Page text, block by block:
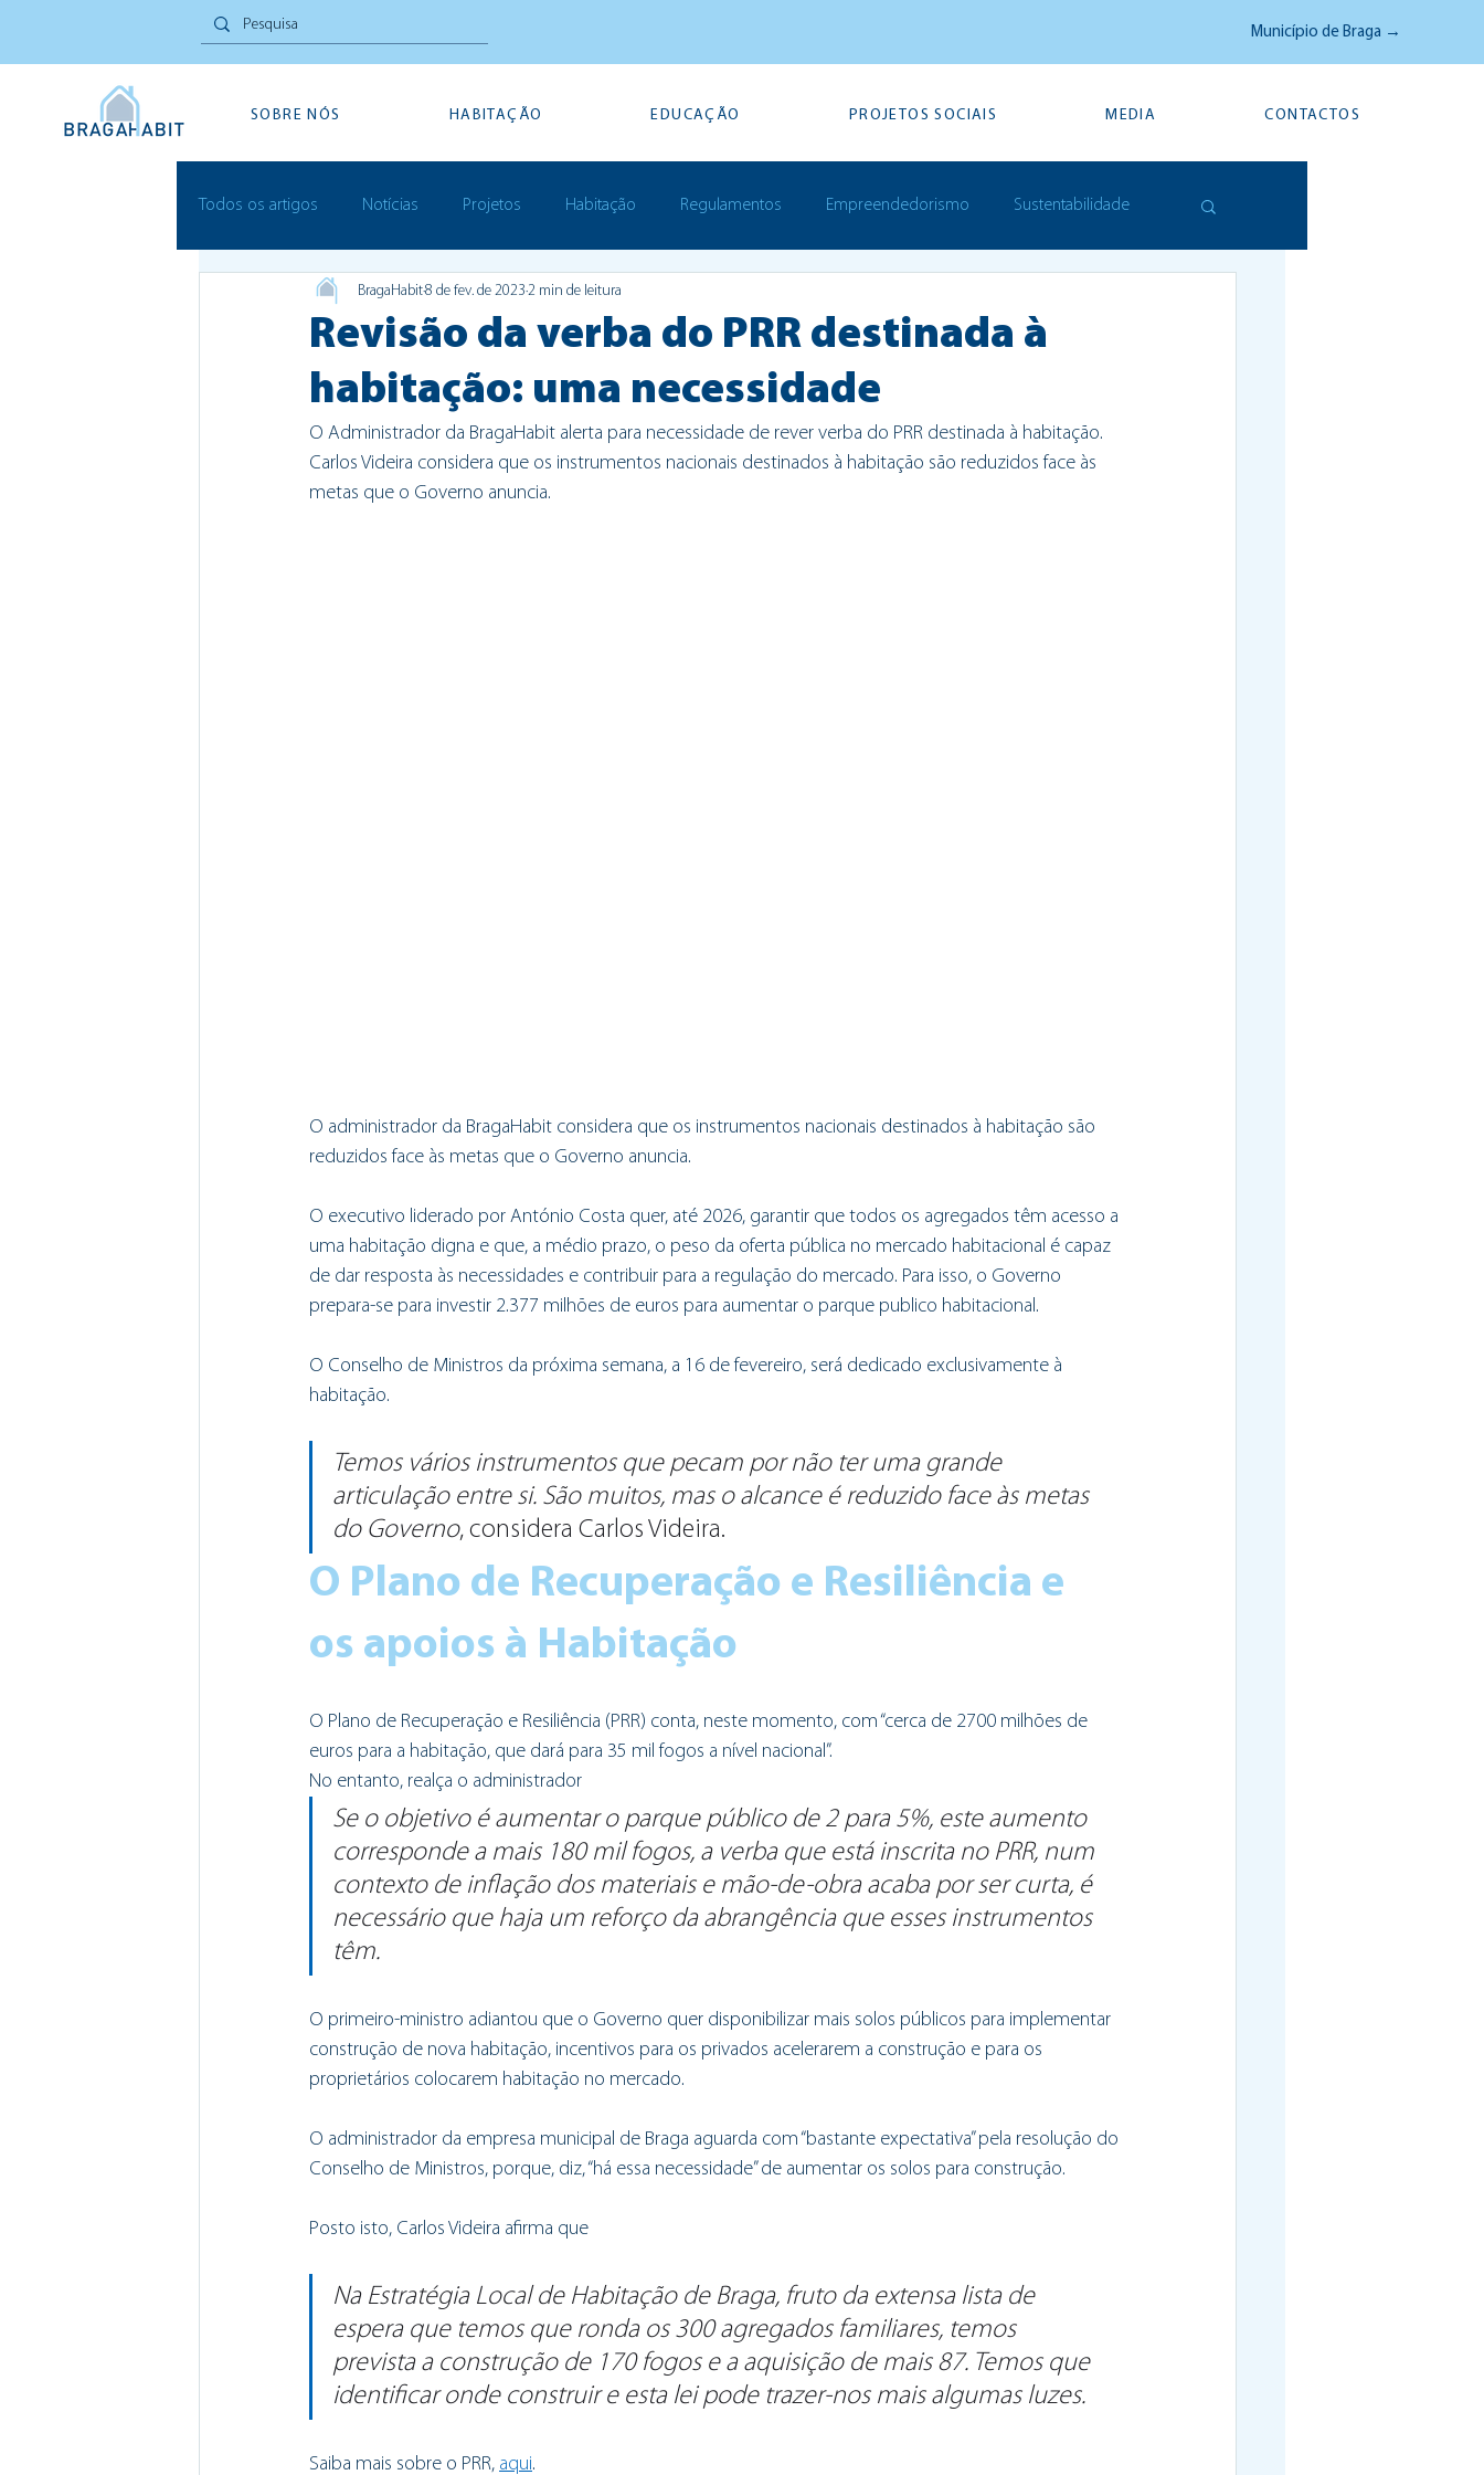
Município de Braga →
SOBRE NÓS HABITAÇÃO EDUCAÇÃO PROJETOS SOCIAIS MEDIA CONTACTOS
Todos os artigos Notícias Projetos Habitação Regulamentos Empreendedorismo Sustentabilidade
Inovação Social Festivais Prémios
Revisão da verba do PRR destinada à
habitação: uma necessidade
BragaHabit8 de fev. de 2023 2 min de leitura
O Administrador da BragaHabit alerta para necessidade de rever verba do PRR destinada à habitação.
Carlos Videira considera que os instrumentos nacionais destinados à habitação são reduzidos face às
metas que o Governo anuncia.
O administrador da BragaHabit considera que os instrumentos nacionais destinados à habitação são
reduzidos face às metas que o Governo anuncia.
O executivo liderado por António Costa quer, até 2026, garantir que todos os agregados têm acesso a
uma habitação digna e que, a médio prazo, o peso da oferta pública no mercado habitacional é capaz
de dar resposta às necessidades e contribuir para a regulação do mercado. Para isso, o Governo
prepara-se para investir 2.377 milhões de euros para aumentar o parque publico habitacional.
O Conselho de Ministros da próxima semana, a 16 de fevereiro, será dedicado exclusivamente à
habitação.
Temos vários instrumentos que pecam por não ter uma grande
articulação entre si. São muitos, mas o alcance é reduzido face às metas
do Governo, considera Carlos Videira.
O Plano de Recuperação e Resiliência e
os apoios à Habitação
O Plano de Recuperação e Resiliência (PRR) conta, neste momento, com “cerca de 2700 milhões de
euros para a habitação, que dará para 35 mil fogos a nível nacional”.
No entanto, realça o administrador
Se o objetivo é aumentar o parque público de 2 para 5%, este aumento
corresponde a mais 180 mil fogos, a verba que está inscrita no PRR, num
contexto de inflação dos materiais e mão-de-obra acaba por ser curta, é
necessário que haja um reforço da abrangência que esses instrumentos
têm.
O primeiro-ministro adiantou que o Governo quer disponibilizar mais solos públicos para implementar
construção de nova habitação, incentivos para os privados acelerarem a construção e para os
proprietários colocarem habitação no mercado.
O administrador da empresa municipal de Braga aguarda com “bastante expectativa” pela resolução do
Conselho de Ministros, porque, diz, “há essa necessidade” de aumentar os solos para construção.
Posto isto, Carlos Videira afirma que
Na Estratégia Local de Habitação de Braga, fruto da extensa lista de
espera que temos que ronda os 300 agregados familiares, temos
prevista a construção de 170 fogos e a aquisição de mais 87. Temos que
identificar onde construir e esta lei pode trazer-nos mais algumas luzes.
Saiba mais sobre o PRR, aqui.